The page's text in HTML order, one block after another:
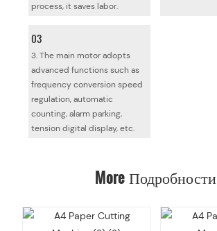
process, it saves labor.
03
3. The main motor adopts
advanced functions such as
frequency conversion speed
regulation, automatic
counting, alarm parking,
tension digital display, etc.
More Подробности